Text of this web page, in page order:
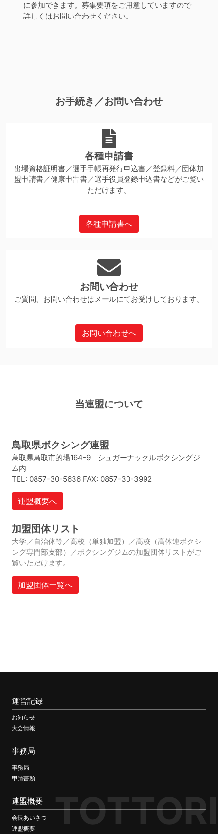
に参加できます。募集要項をご用意していますので
詳しくはお問い合わせください。
お手続き／お問い合わせ
各種申請書
出場資格証明書／選手手帳再発行申込書／登録料／団体加
盟申請書／健康申告書／選手役員登録申込書などがご覧い
ただけます。
各種申請書へ
お問い合わせ
ご質問、お問い合わせはメールにてお受けしております。
お問い合わせへ
当連盟について
鳥取県ボクシング連盟
鳥取県鳥取市的場164-9 シュガーナックルボクシングジ
ム内
TEL: 0857-30-5636 FAX: 0857-30-3992
連盟概要へ
加盟団体リスト
大学／自治体等／高校（単独加盟）／高校（高体連ボクシ
ング専門部支部）／ボクシングジムの加盟団体リストがご
覧いただけます。
加盟団体一覧へ
TOTTORI
運営記録
お知らせ
大会情報
事務局
事務局
申請書類
連盟概要
会長あいさつ
連盟概要